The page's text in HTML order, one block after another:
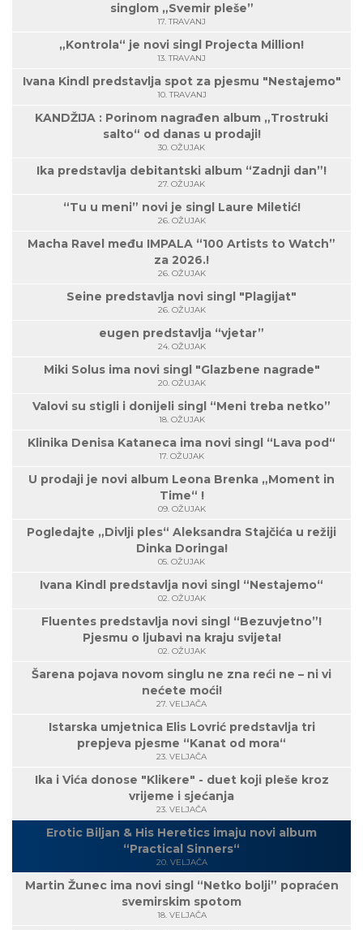
singlom „Svemir pleše”
17. TRAVANJ
„Kontrola“ je novi singl Projecta Million!
13. TRAVANJ
Ivana Kindl predstavlja spot za pjesmu "Nestajemo"
10. TRAVANJ
KANDŽIJA : Porinom nagrađen album „Trostruki
salto“ od danas u prodaji!
30. OŽUJAK
Ika predstavlja debitantski album “Zadnji dan”!
27. OŽUJAK
“Tu u meni” novi je singl Laure Miletić!
26. OŽUJAK
Macha Ravel među IMPALA “100 Artists to Watch”
za 2026.!
26. OŽUJAK
Seine predstavlja novi singl "Plagijat"
26. OŽUJAK
eugen predstavlja “vjetar”
24. OŽUJAK
Miki Solus ima novi singl "Glazbene nagrade"
20. OŽUJAK
Valovi su stigli i donijeli singl “Meni treba netko”
18. OŽUJAK
Klinika Denisa Kataneca ima novi singl “Lava pod“
17. OŽUJAK
U prodaji je novi album Leona Brenka „Moment in
Time“ !
09. OŽUJAK
Pogledajte „Divlji ples“ Aleksandra Stajčića u režiji
Dinka Doringa!
05. OŽUJAK
Ivana Kindl predstavlja novi singl “Nestajemo“
02. OŽUJAK
Fluentes predstavlja novi singl “Bezuvjetno”!
Pjesmu o ljubavi na kraju svijeta!
02. OŽUJAK
Šarena pojava novom singlu ne zna reći ne – ni vi
nećete moći!
27. VELJAČA
Istarska umjetnica Elis Lovrić predstavlja tri
prepjeva pjesme “Kanat od mora“
23. VELJAČA
Ika i Vića donose "Klikere" - duet koji pleše kroz
vrijeme i sjećanja
23. VELJAČA
Erotic Biljan & His Heretics imaju novi album
“Practical Sinners“
20. VELJAČA
Martin Žunec ima novi singl “Netko bolji” popraćen
svemirskim spotom
18. VELJAČA